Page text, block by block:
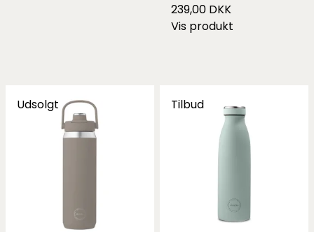
239,00 DKK
Vis produkt
Udsolgt Tilbud